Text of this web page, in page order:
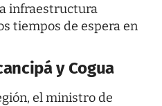
infraestructura
tiempos de espera en
y Cogua
el ministro de